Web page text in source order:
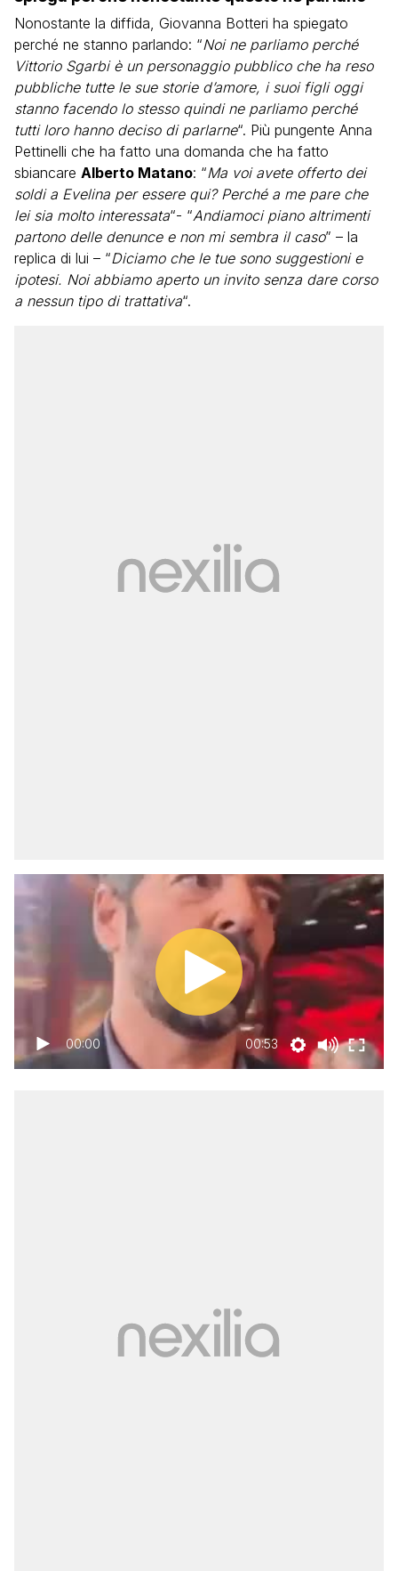
Nonostante la diffida, Giovanna Botteri ha spiegato
perché ne stanno parlando: “Noi ne parliamo perché
Vittorio Sgarbi è un personaggio pubblico che ha reso
pubbliche tutte le sue storie d’amore, i suoi figli oggi
stanno facendo lo stesso quindi ne parliamo perché
tutti loro hanno deciso di parlarne“. Più pungente Anna
Pettinelli che ha fatto una domanda che ha fatto
sbiancare Alberto Matano: “Ma voi avete offerto dei
soldi a Evelina per essere qui? Perché a me pare che
lei sia molto interessata“- “Andiamoci piano altrimenti
partono delle denunce e non mi sembra il caso” – la
replica di lui – “Diciamo che le tue sono suggestioni e
ipotesi. Noi abbiamo aperto un invito senza dare corso
a nessun tipo di trattativa“.
00:00 00:53